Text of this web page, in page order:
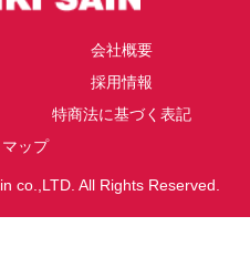
会社概要
採用情報
特商法に基づく表記
ップ
co.,LTD. All Rights Reserved.